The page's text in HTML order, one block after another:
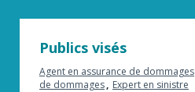
Publics visés
Agent en assurance de dommages
de dommages
Expert en sinistre